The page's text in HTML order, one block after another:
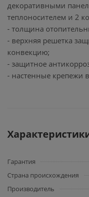
декоративными
теплоносителем и 2
- толщина
- верхняя решетка
конвекцию;
- защитное
- настенные крепежи
Гарантия
Страна происхождения
Производитель